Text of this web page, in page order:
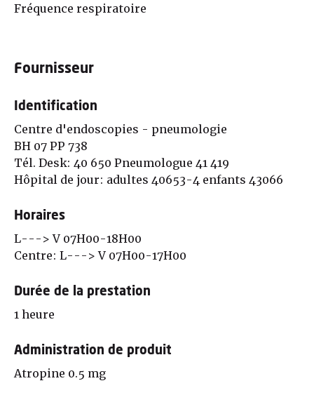
Fréquence respiratoire
Fournisseur
Identification
Centre d'endoscopies - pneumologie
BH 07 PP 738
Tél. Desk: 40 650 Pneumologue 41 419
Hôpital de jour: adultes 40653-4 enfants 43066
Horaires
L---> V 07H00-18H00
Centre: L---> V 07H00-17H00
Durée de la prestation
1 heure
Administration de produit
Atropine 0.5 mg